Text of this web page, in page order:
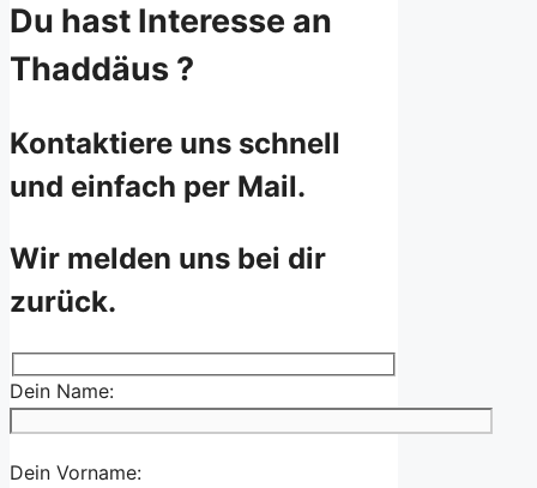
Du hast Interesse an
Thaddäus ?
Kontaktiere uns schnell
und einfach per Mail.
Wir melden uns bei dir
zurück.
Dein Name:
Dein Vorname: